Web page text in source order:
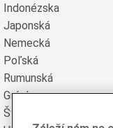
Indonézska
Japonská
Nemecká
Poľská
Rumunská
Grécka
Švédska